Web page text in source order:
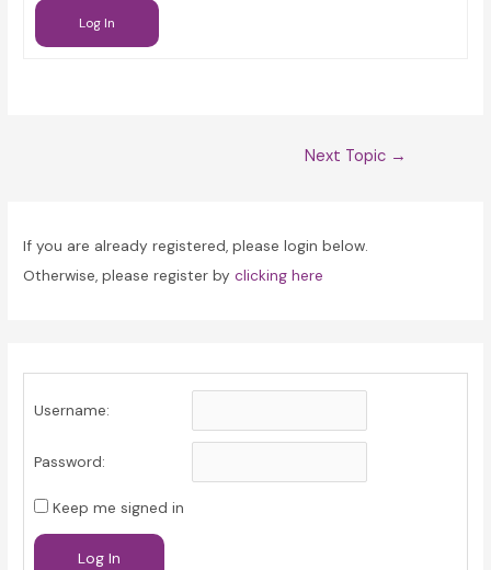
Log In
Next Topic →
If you are already registered, please login below.
Otherwise, please register byclicking here
Username:
Password:
Keep me signed in
Log In